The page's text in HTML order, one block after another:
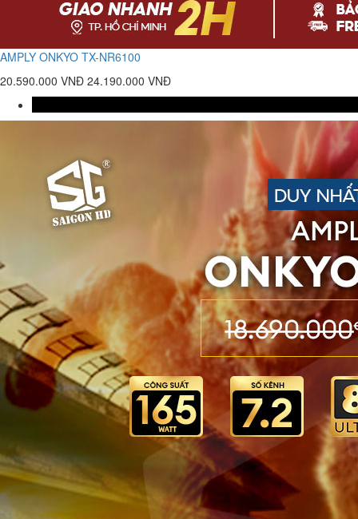
AMPLY ONKYO TX-NR6100
20.590.000 VNĐ 24.190.000 VNĐ